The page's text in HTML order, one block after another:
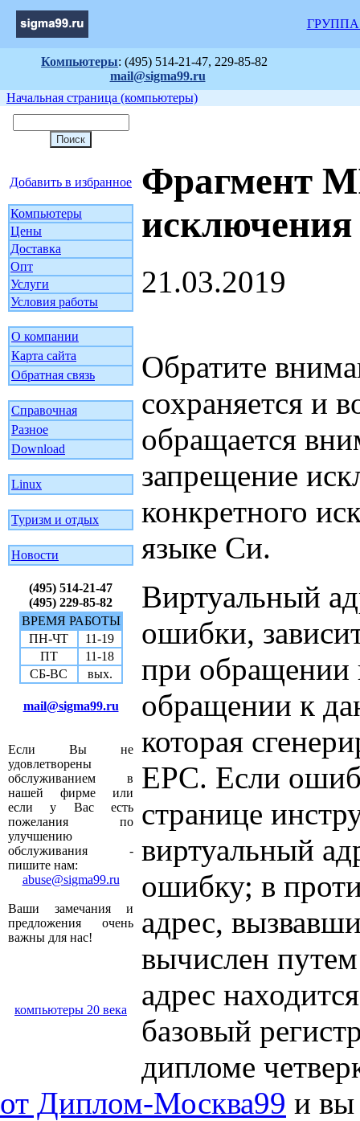
Компьютеры: (495) 514-21-47, 229-85-82
mail@sigma99.ru
Начальная страница (компьютеры)
Добавить в избранное
Компьютеры
Цены
Доставка
Опт
Услуги
Условия работы
О компании
Карта сайта
Обратная связь
Справочная
Разное
Download
Linux
Туризм и отдых
Новости
(495) 514-21-47
(495) 229-85-82
ВРЕМЯ РАБОТЫ
ПН-ЧТ
11-19
ПТ
11-18
СБ-ВС
вых.
mail@sigma99.ru
Если Вы не
удовлетворены
обслуживанием в
нашей фирме или
если у Вас есть
пожелания по
улучшению
обслуживания -
пишите нам:
abuse@sigma99.ru
Ваши замечания и
предложения очень
важны для нас!
компьютеры 20 века
Фрагмент
исключения
21.03.2019
Обратите
сохраняется и
обращается
запрещение
конкретного
языке Си.
Виртуальный
ошибки,
при обращении
обращении к
которая
ЕРС. Если
странице
виртуальный
ошибку; в
адрес,
вычислен
адрес
базовый
дипломе
от Диплом-Москва99 и вы